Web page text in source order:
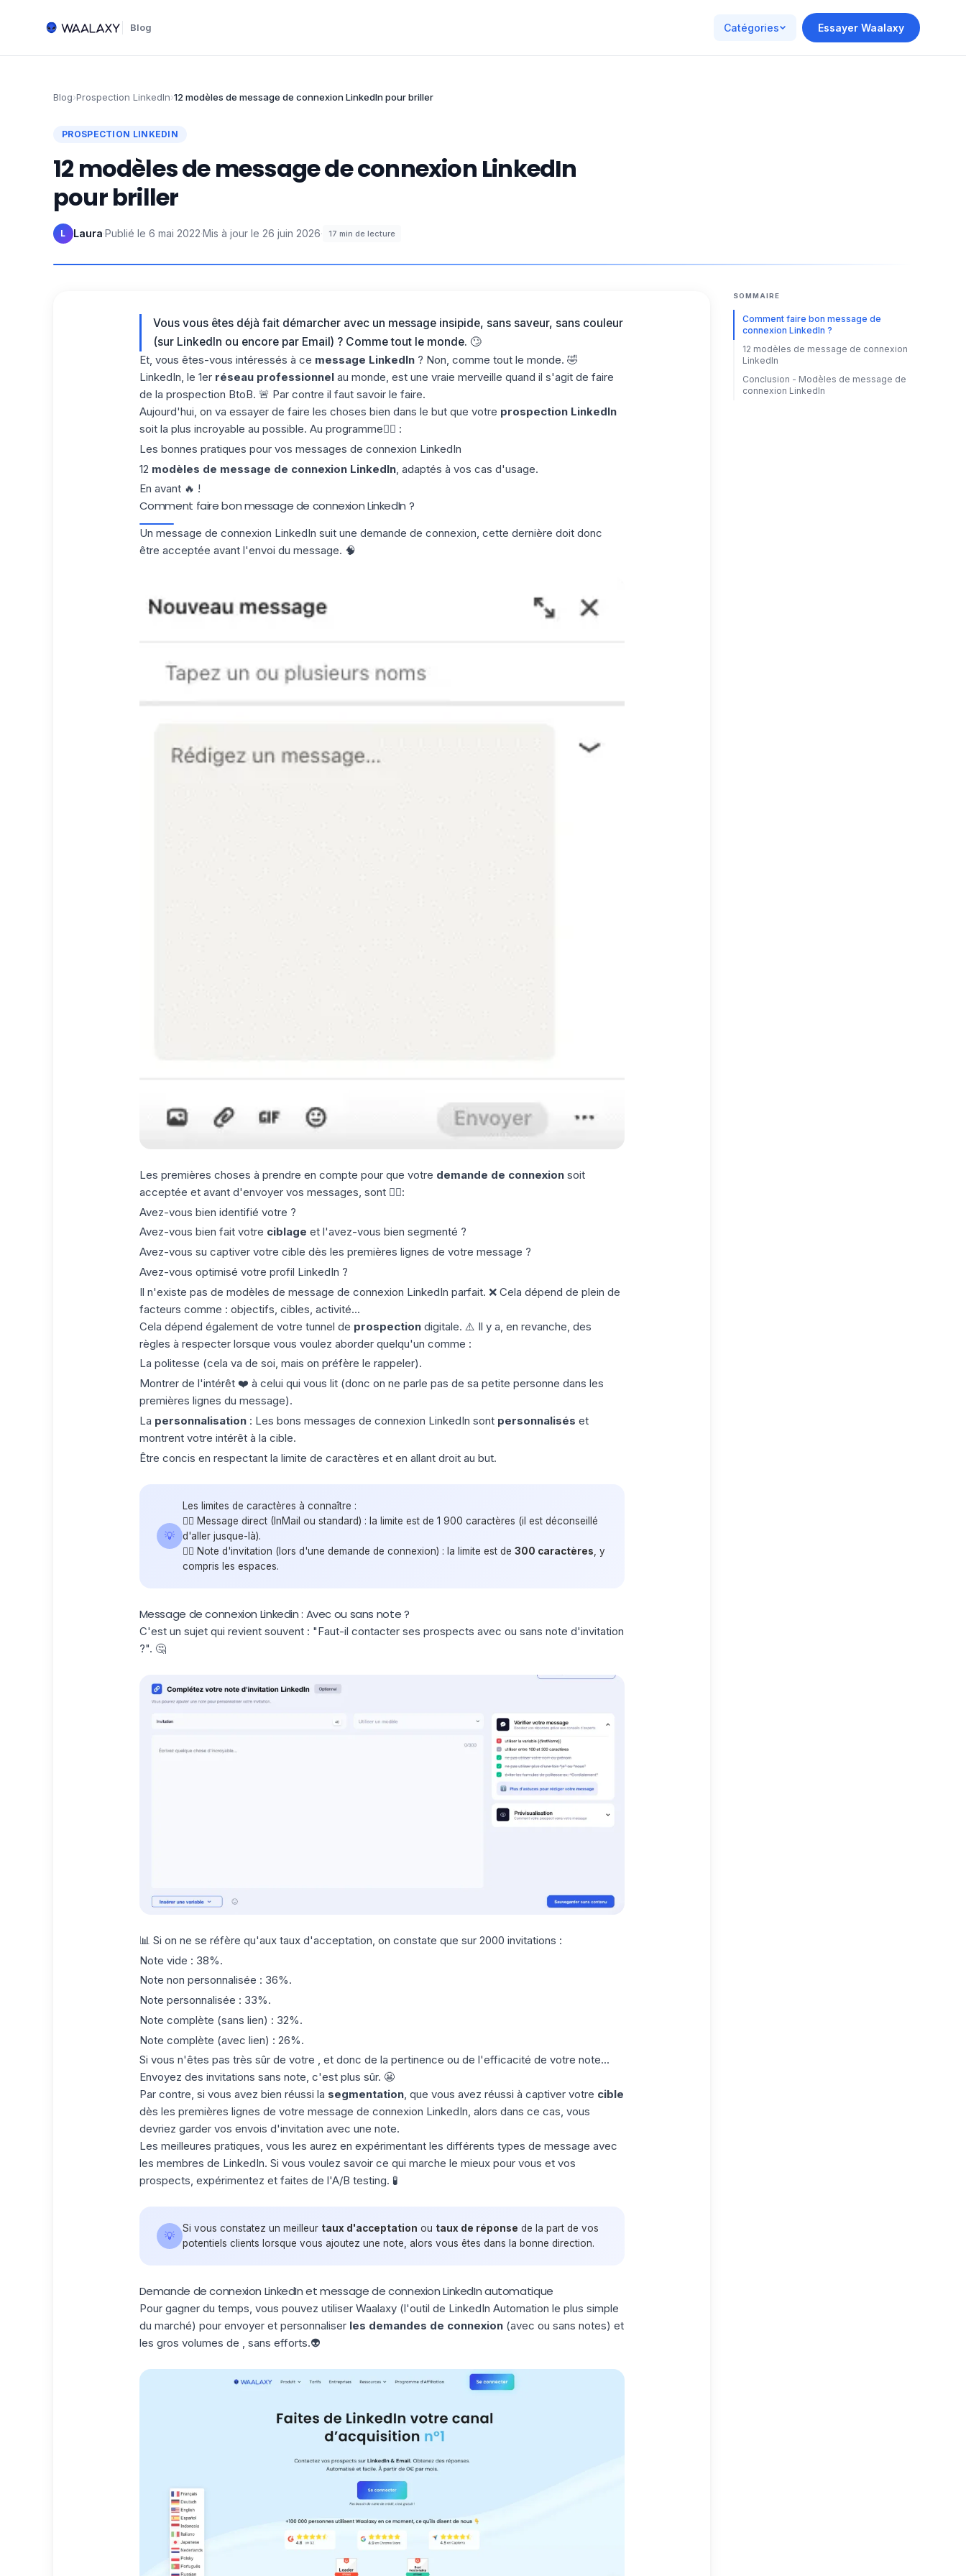
Blog Catégories Essayer Waalaxy
Blog›Prospection LinkedIn›12 modèles de message de connexion LinkedIn pour briller
PROSPECTION LINKEDIN
12 modèles de message de connexion LinkedIn
pour briller
L Laura·Publié le 6 mai 2022·Mis à jour le 26 juin 2026· 17 min de lecture
Vous vous êtes déjà fait démarcher avec un message insipide, sans saveur, sans couleur
(sur LinkedIn ou encore par Email) ? Comme tout le monde. 🙄
Et, vous êtes-vous intéressés à ce message LinkedIn? Non, comme tout le monde. 🤣
LinkedIn, le 1er réseau professionnelau monde, est une vraie merveille quand il s'agit de faire
de la prospection BtoB. 🚨 Par contre il faut savoir le faire.
Aujourd'hui, on va essayer de faire les choses bien dans le but que votre prospection LinkedIn
soit la plus incroyable au possible. Au programme👇🏼 :
Les bonnes pratiques pour vos messages de connexion LinkedIn
12 modèles de message de connexion LinkedIn, adaptés à vos cas d'usage.
En avant 🔥 !
Comment faire bon message de connexion LinkedIn ?
Un message de connexion LinkedIn suit une demande de connexion, cette dernière doit donc
être acceptée avant l'envoi du message. 🧠
Les premières choses à prendre en compte pour que votre demande de connexionsoit
acceptée et avant d'envoyer vos messages, sont 👇🏼:
Avez-vous bien identifié votre ?
Avez-vous bien fait votre ciblage et l'avez-vous bien segmenté ?
Avez-vous su captiver votre cible dès les premières lignes de votre message ?
Avez-vous optimisé votre profil LinkedIn ?
Il n'existe pas de modèles de message de connexion LinkedIn parfait. ❌ Cela dépend de plein de
facteurs comme : objectifs, cibles, activité...
Cela dépend également de votre tunnel de prospectiondigitale. ⚠️ Il y a, en revanche, des
règles à respecter lorsque vous voulez aborder quelqu'un comme :
La politesse (cela va de soi, mais on préfère le rappeler).
Montrer de l'intérêt ❤️ à celui qui vous lit (donc on ne parle pas de sa petite personne dans les
premières lignes du message).
La personnalisation: Les bons messages de connexion LinkedIn sontpersonnalisés et
montrent votre intérêt à la cible.
Être concis en respectant la limite de caractères et en allant droit au but.
💡
Les limites de caractères à connaître :
👉🏼 Message direct (InMail ou standard) : la limite est de 1 900 caractères (il est déconseillé
d'aller jusque-là).
👉🏼 Note d'invitation (lors d'une demande de connexion) : la limite est de 300 caractères , y
compris les espaces.
Message de connexion Linkedin : Avec ou sans note ?
C'est un sujet qui revient souvent : "Faut-il contacter ses prospects avec ou sans note d'invitation
?". 🤔
📊 Si on ne se réfère qu'aux taux d'acceptation, on constate que sur 2000 invitations :
Note vide : 38%.
Note non personnalisée : 36%.
Note personnalisée : 33%.
Note complète (sans lien) : 32%.
Note complète (avec lien) : 26%.
Si vous n'êtes pas très sûr de votre , et donc de la pertinence ou de l'efficacité de votre note...
Envoyez des invitations sans note, c'est plus sûr. 😬
Par contre, si vous avez bien réussi la segmentation, que vous avez réussi à captiver votre cible
dès les premières lignes de votre message de connexion LinkedIn, alors dans ce cas, vous
devriez garder vos envois d'invitation avec une note.
Les meilleures pratiques, vous les aurez en expérimentant les différents types de message avec
les membres de LinkedIn. Si vous voulez savoir ce qui marche le mieux pour vous et vos
prospects, expérimentez et faites de l'A/B testing. 🧪
💡
Si vous constatez un meilleur taux d'acceptation ou taux de réponse de la part de vos
potentiels clients lorsque vous ajoutez une note, alors vous êtes dans la bonne direction.
Demande de connexion LinkedIn et message de connexion LinkedIn automatique
Pour gagner du temps, vous pouvez utiliser Waalaxy (l'outil de LinkedIn Automation le plus simple
du marché) pour envoyer et personnaliser les demandes de connexion(avec ou sans notes) et
les gros volumes de , sans efforts.👽
SOMMAIRE
Comment faire bon message de
connexion LinkedIn ?
12 modèles de message de connexion
LinkedIn
Conclusion - Modèles de message de
connexion LinkedIn